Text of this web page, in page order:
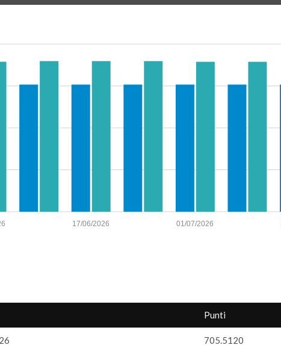
01/07/2026
17/06/2026
Punti
705.5120